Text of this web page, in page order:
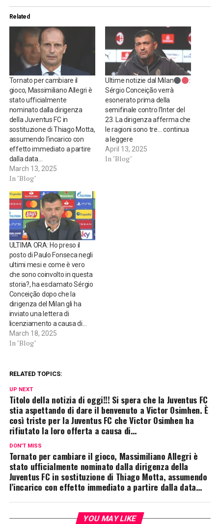
Related
Tornato per cambiare il
gioco, Massimiliano Allegri è
stato ufficialmente
nominato dalla dirigenza
della Juventus FC in
sostituzione di Thiago Motta,
assumendo l’incarico con
effetto immediato a partire
dalla data…
March 13, 2025
In "Blog"
Ultime notizie dal Milan
:
Sérgio Conceição verrà
esonerato prima della
semifinale contro l’Inter del
23. La dirigenza afferma che
le ragioni sono tre… continua
a leggere
April 13, 2025
In "Blog"
ULTIMA ORA: Ho preso il
posto di Paulo Fonseca negli
ultimi mesi e come è vero
che sono coinvolto in questa
storia?, ha esclamato Sérgio
Conceição dopo che la
dirigenza del Milan gli ha
inviato una lettera di
licenziamento a causa di…
March 18, 2025
In "Blog"
RELATED TOPICS:
UP NEXT
Titolo della notizia di oggi!!! Si spera che la Juventus FC
stia aspettando di dare il benvenuto a Victor Osimhen. È
così triste per la Juventus FC che Victor Osimhen ha
rifiutato la loro offerta a causa di…
DON'T MISS
Tornato per cambiare il gioco, Massimiliano Allegri è
stato ufficialmente nominato dalla dirigenza della
Juventus FC in sostituzione di Thiago Motta, assumendo
l’incarico con effetto immediato a partire dalla data…
YOU MAY LIKE